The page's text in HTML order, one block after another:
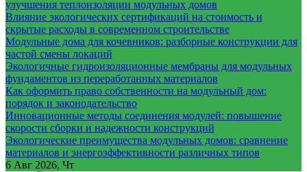
улучшения теплоизоляции модульных домов
Влияние экологических сертификаций на стоимость и
скрытые расходы в современном строительстве
Модульные дома для кочевников: разборные конструкции для
частой смены локаций
Экологичные гидроизоляционные мембраны для модульных
фундаментов из переработанных материалов
Как оформить право собственности на модульный дом:
порядок и законодательство
Инновационные методы соединения модулей: повышение
скорости сборки и надежности конструкций
Экологические преимущества модульных домов: сравнение
материалов и энергоэффективности различных типов
6 Авг 2026, Чт